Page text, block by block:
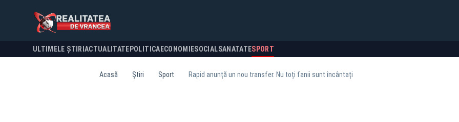
ULTIMELE ȘTIRI ACTUALITATE POLITICA ECONOMIESOCIALSANATATESPORT
Acasă Știri Sport Rapid anunță un nou transfer. Nu toți fanii sunt încântați